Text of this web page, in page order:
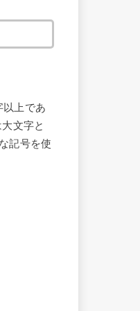
以上であ
文字と
記号を使